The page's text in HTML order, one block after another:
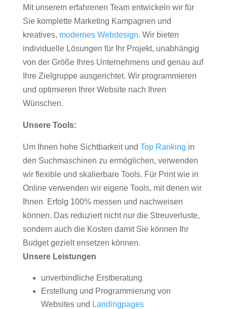
Mit unserem erfahrenen Team entwickeln wir für
Sie komplette Marketing Kampagnen und
kreatives, modernes Webdesign. Wir bieten
individuelle Lösungen für Ihr Projekt, unabhängig
von der Größe Ihres Unternehmens und genau auf
Ihre Zielgruppe ausgerichtet. Wir programmieren
und optimieren Ihrer Website nach Ihren
Wünschen.
Unsere Tools:
Um Ihnen hohe Sichtbarkeit und Top Ranking in
den Suchmaschinen zu ermöglichen, verwenden
wir flexible und skalierbare Tools. Für Print wie in
Online verwenden wir eigene Tools, mit denen wir
Ihnen Erfolg 100% messen und nachweisen
können. Das reduziert nicht nur die Streuverluste,
sondern auch die Kosten damit Sie können Ihr
Budget gezielt ensetzen können.
Unsere Leistungen
unverbindliche Erstberatung
Erstellung und Programmierung von
Websites und Landingpages